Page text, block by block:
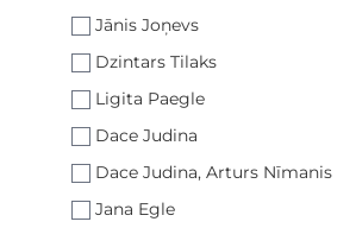
Jānis Joņevs
Dzintars Tilaks
Ligita Paegle
Dace Judina
Dace Judina, Arturs Nīmanis
Jana Egle